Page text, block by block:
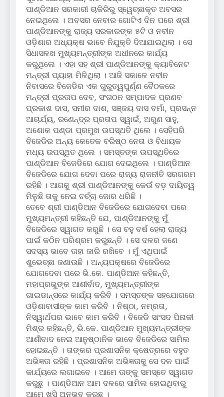
ପାଣ୍ଡିଆନ ସରକାରୀ ଚାକିରିରୁ ସ୍ୱେଚ୍ଛାକୃତ ଅବସର
ନେଇଥିଲେ । ଅବସର ନେବାର ଗୋଟିଏ ଦିନ ପରେ ଶ୍ରୀ
ପାଣ୍ଡିଆନଙ୍କୁ ରାଜ୍ୟ ସରକାରଙ୍କ ୫ଟି ଓ ନବୀନ
ଓଡ଼ିଶାର ଅଧ୍ୟକ୍ଷ ଭାବେ ନିଯୁକ୍ତି ଦିଆଯାଇଥିଲା । ସେ
ସିଧାସଳଖ ମୁଖ୍ୟମନ୍ତ୍ରୀଙ୍କ ଅଧୀନରେ କାର୍ଯ୍ୟ
କରୁଥିଲେ । ଏହା ସହ ଶ୍ରୀ ପାଣ୍ଡିଆନଙ୍କୁ କ୍ୟାବିନେଟ
ମନ୍ତ୍ରୀ ପ୍ୟାହା ମିଳିଥିଲା । ଆଜି ସକାଳେ ନବୀନ
ନିବାସରେ ବିଜେଡିର ଏକ ଗୁରୁତ୍ୱପୁର୍ଣ୍ଣ ବୈଠକରେ
ମନ୍ତ୍ରୀ ପ୍ରତାପ ଦେବ, ସଂଗଠନ ସମ୍ପାଦକ ପ୍ରଣବ
ପ୍ରକାଶ ଦାସ, ସମୀର ଦାଶ, ସଞ୍ଜୟ ଦାସ ବର୍ମା, ପ୍ରସନ୍ନ
ଆଚାର୍ଯ୍ୟ, ରଣେନ୍ଦ୍ର ପ୍ରତାପ ସ୍ୱାଇଁ, ଅରୁଣ ସାହୁ,
ଅଶୋକ ପଣ୍ଡା ପ୍ରମୁଖ ଉପସ୍ଥତି ଥିଲେ । ସେହିପରି
ବିଜେଡିର ଅନ୍ୟ କେତେକ ବରିଷ୍ଠ ନେତା ଓ ବିଧାୟକ
ମଧ୍ୟ ଉପସ୍ଥିତ ଥିଲେ । ସମସ୍ତଙ୍କ ଉପସ୍ଥିତିରେ
ପାଣ୍ଡିଆନ ବିଜେଡିରେ ଯୋଗ ଦେଇଥିଲେ । ପାଣ୍ଡିଆନ
ବିଜେଡିରେ ଯୋଗ ଦେବା ପରେ ରାଜ୍ୟ ରାଜନୀତି ସରଗରମ
ରହିଛି । ଆଗକୁ ଶ୍ରୀ ପାଣ୍ଡିଆନଙ୍କୁ କେଉଁ ବଡ଼ ଦାୟିତ୍ୱ
ମିଳୁଛି ତାକୁ ନେଇ ଚର୍ଚ୍ଚା ଜୋର ଧରିଛି ।
ତେବେ ଶ୍ରୀ ପାଣ୍ଡିଆନ ବିଜେଡିରେ ଯୋଗଦେବା ପରେ
ମୁଖ୍ୟମନ୍ତ୍ରୀ କହିଛନ୍ତି ଯେ, ପାଣ୍ଡିଆନଙ୍କୁ ମୁଁ
ବିଜେଡିରେ ସ୍ୱାଗତ କରୁଛି । ସେ ବହୁ ବର୍ଷ ହେଲା ରାଜ୍ୟ
ପାଇଁ କଠିନ ପରିଶ୍ରମ କରୁଛନ୍ତି । ସେ ଦଳର ଜଣେ
ସଦସ୍ୟ ଭାବେ ତାହା ଜାରି ରଖିବେ । ମୁଁ ଏଥିପାଇଁ
ଶୁଭେଚ୍ଛା ଜଣାଉଛି । ଅନ୍ୟପକ୍ଷରେ ବିଜେଡିରେ
ଯୋଗଦେବା ପରେ ଭି.କେ. ପାଣ୍ଡିଆନ କହିଛନ୍ତି,
ମହାପ୍ରଭୁଙ୍କ ଆଶୀର୍ବାଦ, ମୁଖ୍ୟମନ୍ତ୍ରୀଙ୍କ
ଗାଇଡାନ୍ସରେ କାର୍ଯ୍ୟ କରିବି । ସମସ୍ତଙ୍କ ସହଯୋଗରେ
ଓଡ଼ିଶାବାସୀଙ୍କ କାମ କରିବି । ନିଷ୍ଠା, ନମ୍ରତା,
ନିସ୍ୱାର୍ଥପର ଭାବେ କାମ କରିବି । ବିଜେଡି ସାଂସଦ ପିନାକୀ
ମିଶ୍ର କହିଛନ୍ତି, ଭି.କେ. ପାଣ୍ଡିଆନ ମୁଖ୍ୟମନ୍ତ୍ରୀଙ୍କ
ଆର୍ଶୀବାଦ ନେଇ ଆନୁଷ୍ଠାନିକ ଭାବେ ବିଜେଡିରେ ସାମିଲ
ହୋଇଛନ୍ତି । ତାଙ୍କର ପ୍ରଶାସନିକ କ୍ଷେତ୍ରରେ ବହୁତ
ଅଭିଜ୍ଞତା ରହିଛି । ପ୍ରଶାସନିକ ଅଭିଜ୍ଞତାକୁ ସେ ଦଳ ପାଇଁ
କାର୍ଯ୍ୟରେ ଲଗାଇବେ । ଆମେ ତାଙ୍କୁ ସମସ୍ତେ ସ୍ୱାଗତ
କରୁଛୁ । ପାଣ୍ଡିଆନ ଆମ ଦଳରେ ସାମିଲ ହୋଇଥିବାରୁ
ଆମେ ଖୁସି ଅନୁଭବ କରୁଛୁ ।